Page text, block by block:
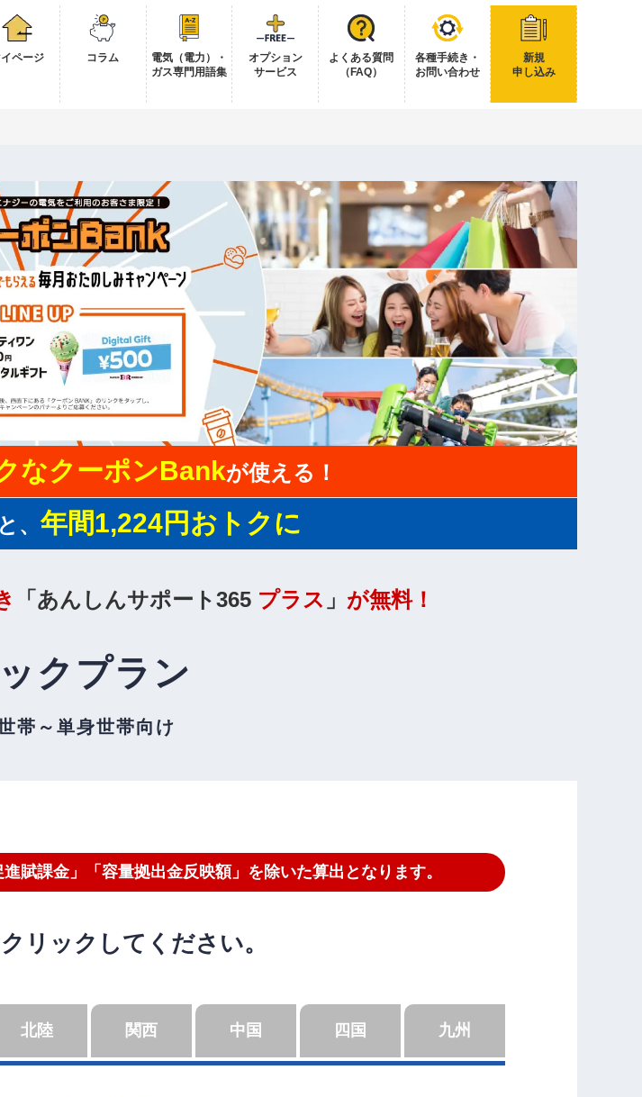
ページ コラム
電気（電力）・
ガス専門用語集
オプション
サービス
よくある質問
（FAQ）
各種手続き・
お問い合わせ
新規
申し込み
なクーポンBankが使える！
、 年間1,224円おトクに
「あんしんサポート365 プラス 」 が無料！
クプラン
帯～単身世帯向け
賦課金」「容量拠出金反映額」を除いた算出となります。
リックしてください。
北陸 関西 中国 四国 九州